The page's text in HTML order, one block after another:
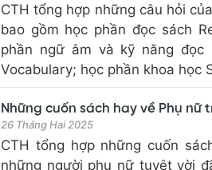
CTH tổng hợp những câu hỏi
bao gồm học phần đọc sách
phần ngữ âm và kỹ năng đọc
Vocabulary; học phần khoa học
Những cuốn sách hay về Phụ nữ
26 Tháng Hai 2025
CTH tổng hợp những cuốn
những người phụ nữ tuyệt vời